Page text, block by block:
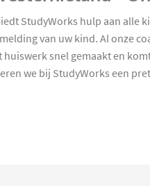
StudyWorks hulp aan alle
van uw kind. Al onze
snel gemaakt en
we bij StudyWorks een